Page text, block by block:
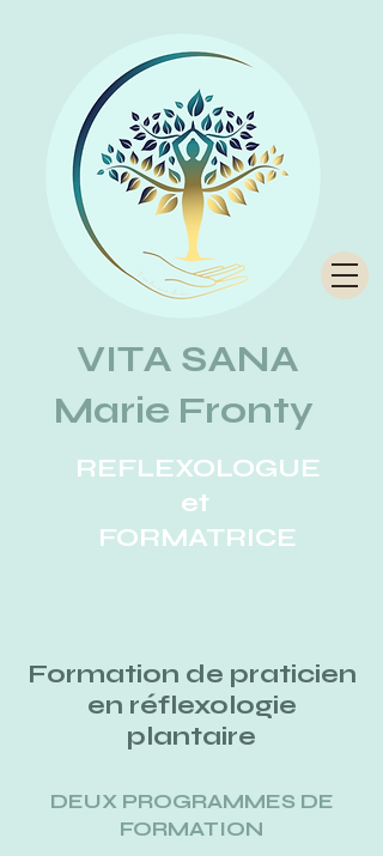
VITA SANA
Marie Fronty
REFLEXOLOGUE
et
FORMATRICE
Formation de praticien
en réflexologie
plantaire
DEUX PROGRAMMES DE
FORMATION